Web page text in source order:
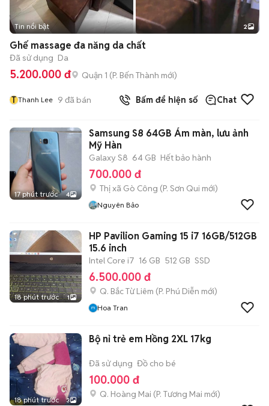
Tin nổi bật 2
Ghế massage đa năng da chất
Đã sử dụng Da
5.200.000 đ Quận 1 (P. Bến Thành mới)
T Thanh Lee 9 đã bán Bấm để hiện số Chat
17 phút trước 4
Samsung S8 64GB Ám màn, lưu ảnh
Mỹ Hàn
Galaxy S8 64 GB Hết bảo hành
700.000 đ
Thị xã Gò Công (P. Sơn Qui mới)
Nguyên Bảo
18 phút trước 1
HP Pavilion Gaming 15 i7 16GB/512GB
15.6 inch
Intel Core i7 16 GB 512 GB SSD
6.500.000 đ
Q. Bắc Từ Liêm (P. Phú Diễn mới)
Hoa Tran
18 phút trước 3
Bộ nỉ trẻ em Hồng 2XL 17kg
Đã sử dụng Đồ cho bé
100.000 đ
Q. Hoàng Mai (P. Tương Mai mới)